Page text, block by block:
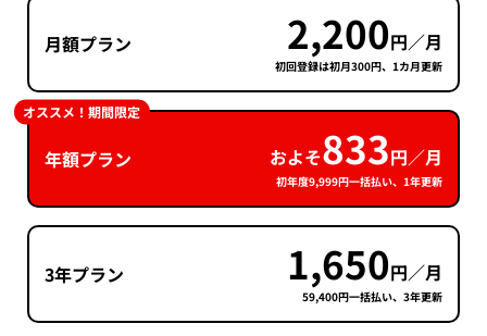
月額プラン 2,200円／月
初回登録は初月300円、1カ月更新
年額プラン およそ833円／月
初年度9,999円一括払い、1年更新
オススメ！期間限定
3年プラン 1,650円／月
59,400円一括払い、3年更新